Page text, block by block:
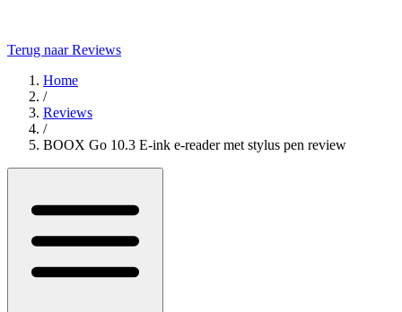
Terug naar Reviews
Home
/
Reviews
/
BOOX Go 10.3 E-ink e-reader met stylus pen review